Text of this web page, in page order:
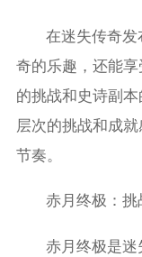
在迷失传奇
奇的乐趣，还能
的挑战和史诗副
层次的挑战和成
节奏。
赤月终极：挑
赤月终极是